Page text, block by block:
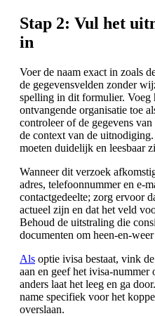
Stap 2: Vul het
in
Voer de naam exact in zoals
de gegevensvelden zonder
spelling in dit formulier. Voeg
ontvangende organisatie toe
controleer of de gegevens
de context van de
moeten duidelijk en leesbaar
Wanneer dit verzoek
adres, telefoonnummer en e-
contactgedeelte; zorg ervoor
actueel zijn en dat het veld
Behoud de uitstraling die
documenten om heen-en-
Als optie ivisa bestaat, vink
aan en geef het ivisa-nummer
anders laat het leeg en ga
name specifiek voor het
overslaan.